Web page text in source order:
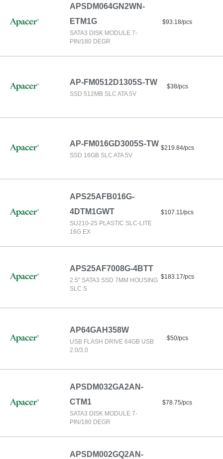
APSDM064GN2WN-
ETM1G
SATA3 DISK MODULE 7-
PIN/180 DEGR
$93.18/pcs
AP-FM0512D1305S-TW
SSD 512MB SLC ATA 5V
$38/pcs
AP-FM016GD3005S-TW
SSD 16GB SLC ATA 5V
$219.84/pcs
APS25AFB016G-
4DTM1GWT
SU210-25 PLASTIC SLC-LITE
16G EX
$107.11/pcs
APS25AF7008G-4BTT
2.5" SATA3 SSD 7MM HOUSING
SLC S
$183.17/pcs
AP64GAH358W
USB FLASH DRIVE 64GB USB
2.0/3.0
$50/pcs
APSDM032GA2AN-
CTM1
SATA3 DISK MODULE 7-
PIN/180 DEGR
$78.75/pcs
APSDM002GQ2AN-